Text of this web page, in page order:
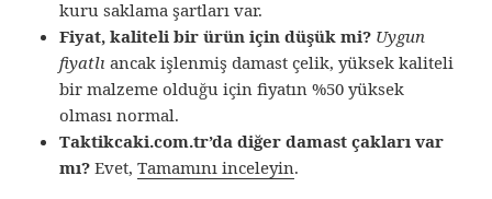
kuru saklama şartları var.
Fiyat, kaliteli bir ürün için düşük mi? Uygun
fiyatlı ancak işlenmiş damast çelik, yüksek kaliteli
bir malzeme olduğu için fiyatın %50 yüksek
olması normal.
Taktikcaki.com.tr’da diğer damast çakları var
mı? Evet,Tamamını inceleyin.